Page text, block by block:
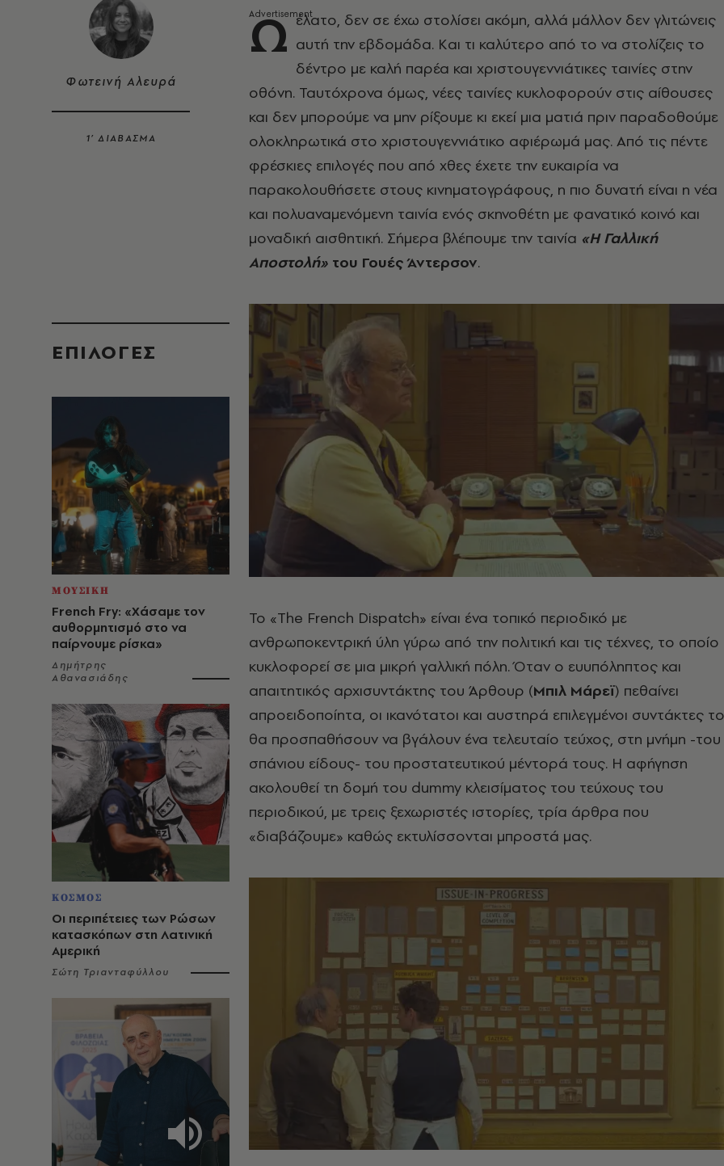
Φωτεινή Αλευρά
1’ ΔΙΑΒΑΣΜΑ
EΠΙΛΟΓΈΣ
ΜΟΥΣΙΚΗ
French Fry: «Χάσαμε τον
αυθορμητισμό στο να
παίρνουμε ρίσκα»
Δημήτρης
Αθανασιάδης
ΚΟΣΜΟΣ
Οι περιπέτειες των Ρώσων
κατασκόπων στη Λατινική
Αμερική
Σώτη Τριανταφύλλου
Ω έλατο, δεν σε έχω στολίσει ακόμη, αλλά μάλλον δεν γλιτώνεις
αυτή την εβδομάδα. Kαι τι καλύτερο από το να στολίζεις το
δέντρο με καλή παρέα και χριστουγεννιάτικες ταινίες στην
οθόνη. Ταυτόχρονα όμως, νέες ταινίες κυκλοφορούν στις αίθουσες
και δεν μπορούμε να μην ρίξουμε κι εκεί μια ματιά πριν παραδοθούμε
ολοκληρωτικά στο χριστουγεννιάτικο αφιέρωμά μας. Από τις πέντε
φρέσκιες επιλογές που από χθες έχετε την ευκαιρία να
παρακολουθήσετε στους κινηματογράφους, η πιο δυνατή είναι η νέα
και πολυαναμενόμενη ταινία ενός σκηνοθέτη με φανατικό κοινό και
μοναδική αισθητική. Σήμερα βλέπουμε την ταινία «Η Γαλλική
Αποστολή» του Γουές Άντερσον.
Το «The French Dispatch» είναι ένα τοπικό περιοδικό με
ανθρωποκεντρική ύλη γύρω από την πολιτική και τις τέχνες, το οποίο
κυκλοφορεί σε μια μικρή γαλλική πόλη. Όταν ο ευυπόληπτος και
απαιτητικός αρχισυντάκτης του Άρθουρ (Μπιλ Μάρεϊ) πεθαίνει
απροειδοποίητα, οι ικανότατοι και αυστηρά επιλεγμένοι συντάκτες
θα προσπαθήσουν να βγάλουν ένα τελευταίο τεύχος, στη μνήμη -του
σπάνιου είδους- του προστατευτικού μέντορά τους. Η αφήγηση
ακολουθεί τη δομή του dummy κλεισίματος του τεύχους του
περιοδικού, με τρεις ξεχωριστές ιστορίες, τρία άρθρα που
«διαβάζουμε» καθώς εκτυλίσσονται μπροστά μας.